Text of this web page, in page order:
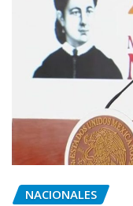
NACIONALES